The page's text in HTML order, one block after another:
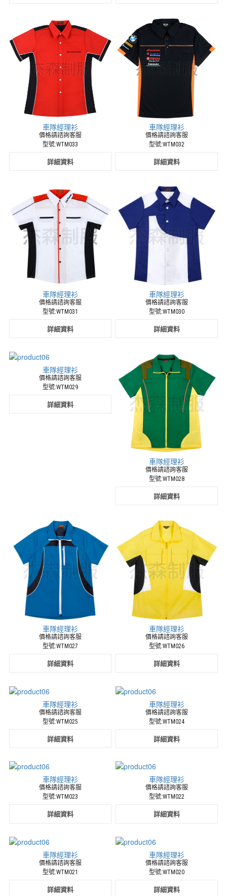
車隊經理衫
價格請諮詢客服
型號:WTM033
詳細資料
車隊經理衫
價格請諮詢客服
型號:WTM032
詳細資料
車隊經理衫
價格請諮詢客服
型號:WTM031
詳細資料
車隊經理衫
價格請諮詢客服
型號:WTM030
詳細資料
車隊經理衫
價格請諮詢客服
型號:WTM029
詳細資料
車隊經理衫
價格請諮詢客服
型號:WTM028
詳細資料
車隊經理衫
價格請諮詢客服
型號:WTM027
詳細資料
車隊經理衫
價格請諮詢客服
型號:WTM026
詳細資料
車隊經理衫
價格請諮詢客服
型號:WTM025
詳細資料
車隊經理衫
價格請諮詢客服
型號:WTM024
詳細資料
車隊經理衫
價格請諮詢客服
型號:WTM023
詳細資料
車隊經理衫
價格請諮詢客服
型號:WTM022
詳細資料
車隊經理衫
價格請諮詢客服
型號:WTM021
詳細資料
車隊經理衫
價格請諮詢客服
型號:WTM020
詳細資料